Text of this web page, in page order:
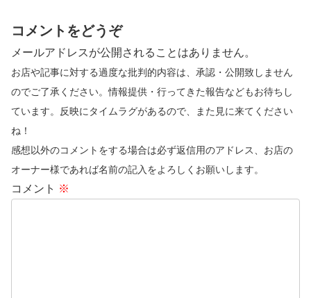
コメントをどうぞ
メールアドレスが公開されることはありません。
お店や記事に対する過度な批判的内容は、承認・公開致しません
のでご了承ください。情報提供・行ってきた報告などもお待ちし
ています。反映にタイムラグがあるので、また見に来てください
ね！
感想以外のコメントをする場合は必ず返信用のアドレス、お店の
オーナー様であれば名前の記入をよろしくお願いします。
コメント ※